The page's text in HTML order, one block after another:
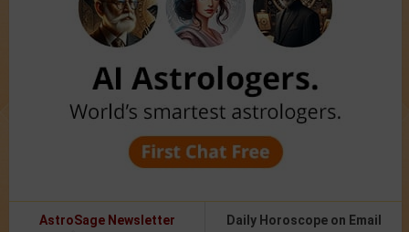
AstroSage Newsletter Daily Horoscope on Email